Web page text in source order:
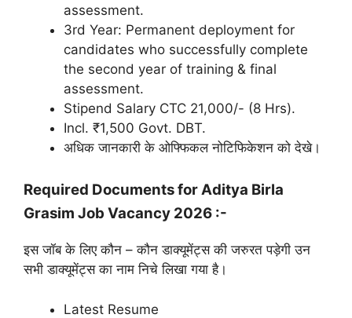
assessment.
3rd Year: Permanent deployment for
candidates who successfully complete
the second year of training & final
assessment.
Stipend Salary CTC 21,000/- (8 Hrs).
Incl. ₹1,500 Govt. DBT.
अधिक जानकारी के ओफ्फिकल नोटिफिकेशन को देखे।
Required Documents for Aditya Birla
Grasim Job Vacancy 2026 :-
इस जॉब के लिए कौन – कौन डाक्यूमेंट्स की जरुरत पड़ेगी उन
सभी डाक्यूमेंट्स का नाम निचे लिखा गया है।
Latest Resume